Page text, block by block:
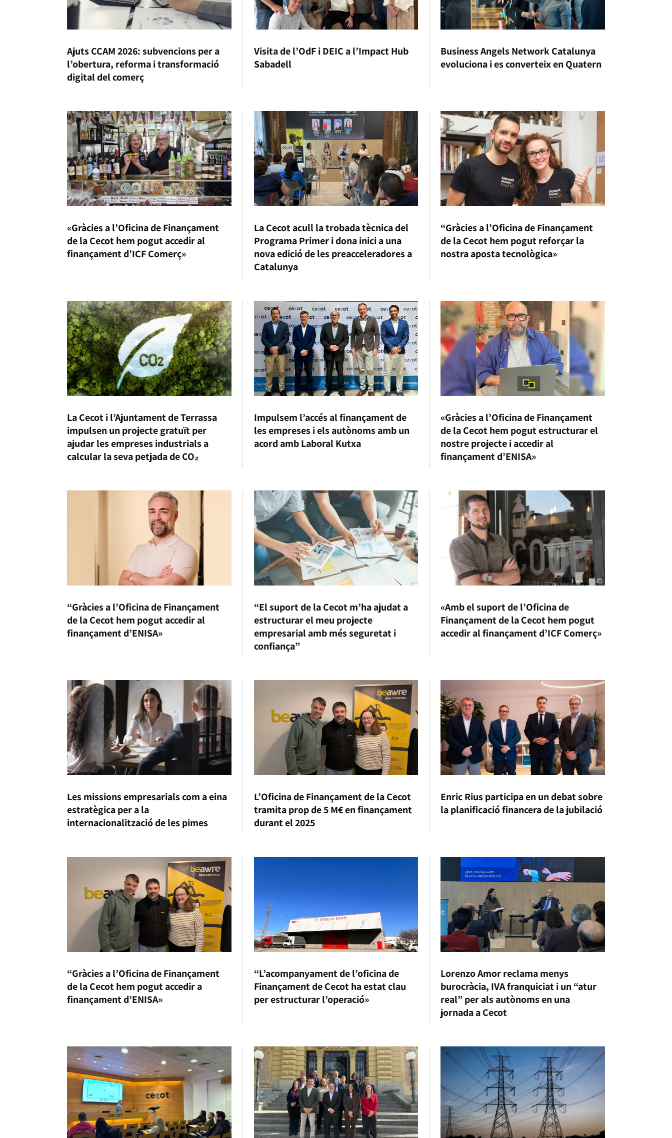
Ajuts CCAM 2026: subvencions per a
l’obertura, reforma i transformació
digital del comerç
Visita de l’OdF i DEIC a l’Impact Hub
Sabadell
Business Angels Network Catalunya
evoluciona i es converteix en Quatern
«Gràcies a l’Oficina de Finançament
de la Cecot hem pogut accedir al
finançament d’ICF Comerç»
La Cecot acull la trobada tècnica del
Programa Primer i dona inici a una
nova edició de les preacceleradores a
Catalunya
“Gràcies a l’Oficina de Finançament
de la Cecot hem pogut reforçar la
nostra aposta tecnològica»
La Cecot i l’Ajuntament de Terrassa
impulsen un projecte gratuït per
ajudar les empreses industrials a
calcular la seva petjada de CO₂
Impulsem l’accés al finançament de
les empreses i els autònoms amb un
acord amb Laboral Kutxa
«Gràcies a l’Oficina de Finançament
de la Cecot hem pogut estructurar el
nostre projecte i accedir al
finançament d’ENISA»
“Gràcies a l’Oficina de Finançament
de la Cecot hem pogut accedir al
finançament d’ENISA»
“El suport de la Cecot m’ha ajudat a
estructurar el meu projecte
empresarial amb més seguretat i
confiança”
«Amb el suport de l’Oficina de
Finançament de la Cecot hem pogut
accedir al finançament d’ICF Comerç»
Les missions empresarials com a eina
estratègica per a la
internacionalització de les pimes
L’Oficina de Finançament de la Cecot
tramita prop de 5 M€ en finançament
durant el 2025
Enric Rius participa en un debat sobre
la planificació financera de la jubilació
“Gràcies a l’Oficina de Finançament
de la Cecot hem pogut accedir a
finançament d’ENISA»
“L’acompanyament de l’oficina de
Finançament de Cecot ha estat clau
per estructurar l’operació»
Lorenzo Amor reclama menys
burocràcia, IVA franquiciat i un “atur
real” per als autònoms en una
jornada a Cecot